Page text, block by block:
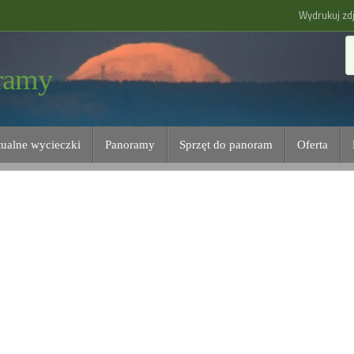
Wydrukuj
wycieczki Panoramy Sprzęt do panoram Oferta